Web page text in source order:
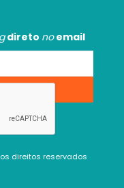
direto noemail
direitos reservados